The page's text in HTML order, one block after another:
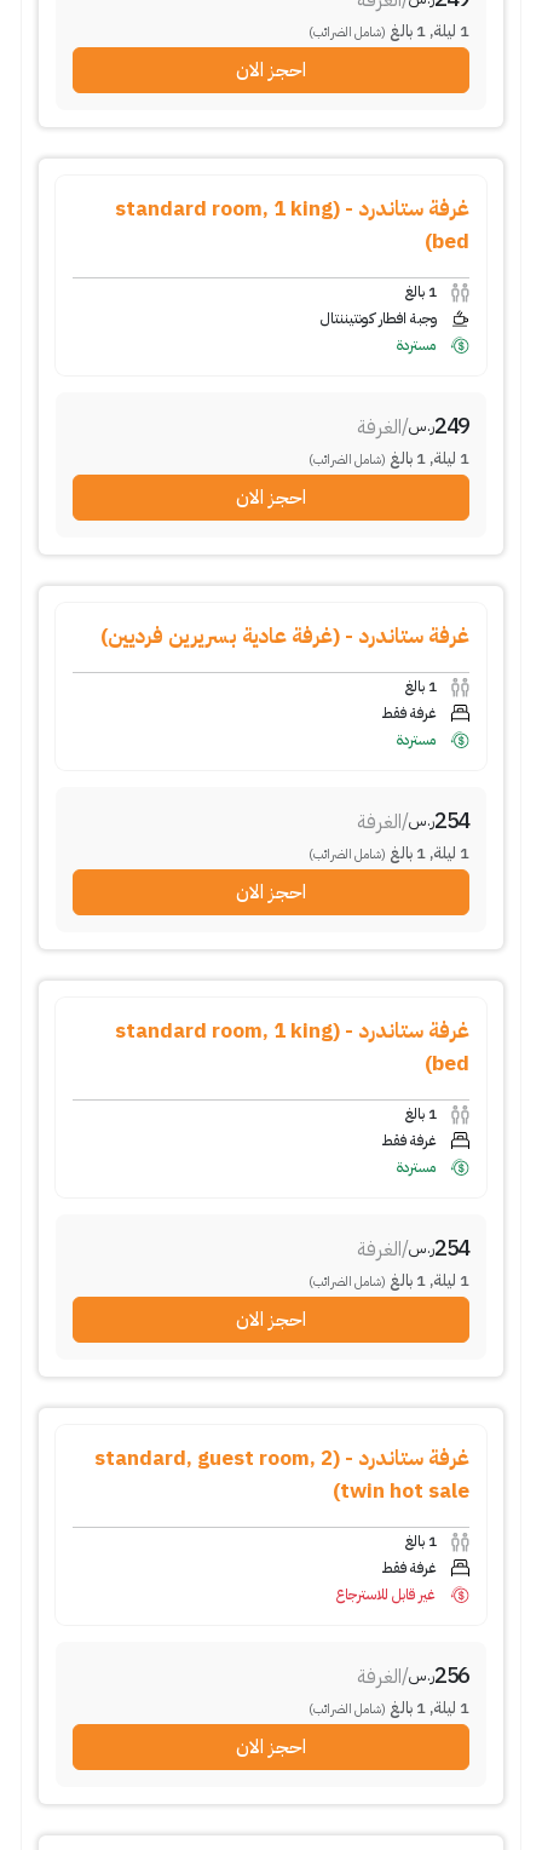
1 ليلة,
1 بالغ (شامل الضرائب)
احجز الان
غرفة ستاندرد - (standard room, 1 king
bed)
1 بالغ
وجبة افطار كونتيننتال
مستردة
249ر.س/الغرفة
1 ليلة,
1 بالغ (شامل الضرائب)
احجز الان
غرفة ستاندرد - (غرفة عادية بسريرين فرديين)
1 بالغ
غرفة فقط
مستردة
254ر.س/الغرفة
1 ليلة,
1 بالغ (شامل الضرائب)
احجز الان
غرفة ستاندرد - (standard room, 1 king
bed)
1 بالغ
غرفة فقط
مستردة
254ر.س/الغرفة
1 ليلة,
1 بالغ (شامل الضرائب)
احجز الان
غرفة ستاندرد - (standard, guest room, 2
twin hot sale)
1 بالغ
غرفة فقط
غير قابل للاسترجاع
256ر.س/الغرفة
1 ليلة,
1 بالغ (شامل الضرائب)
احجز الان